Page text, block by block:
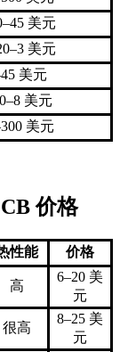
美元
美元
美元
美元
美元
价格
性能
价格
高
6–20 美
元
很高
8–25 美
元